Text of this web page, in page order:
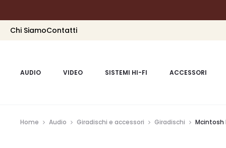
Chi SiamoContatti
AUDIO VIDEO SISTEMI HI-FI ACCESSORI
Home Audio Giradischi e accessori Giradischi Mcintosh